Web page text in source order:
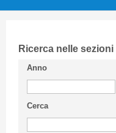
CIFI in breve
Linee Guida
Privacy Policy
Ricerca nelle sezioni
Anno
Cerca